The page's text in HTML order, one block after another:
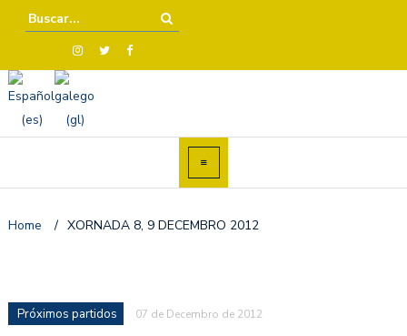
Home / XORNADA 8, 9 DECEMBRO 2012
Próximos partidos 07 de Decembro de 2012